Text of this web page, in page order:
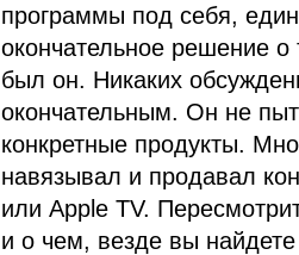
программы под себя,
окончательное решение о
был он. Никаких
окончательным. Он не
конкретные продукты.
навязывал и продавал
или Apple TV.
и о чем, везде вы